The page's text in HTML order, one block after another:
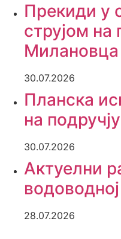
Прекиди у
струјом на
Милановца
30.07.2026
Планска
на
30.07.2026
Актуелни
28.07.2026